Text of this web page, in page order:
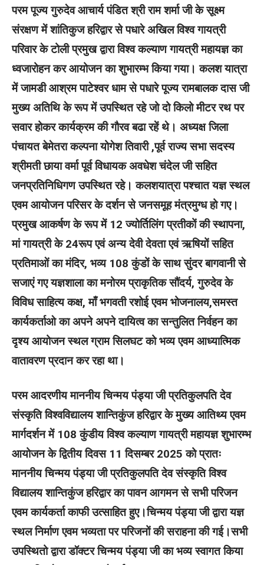
परम पूज्य गुरुदेव आचार्य पंडित श्री राम शर्मा जी के सूक्ष्म
संरक्षण में शांतिकुज हरिद्वार से पधारे अखिल विश्व गायत्री
परिवार के टोली प्रमुख द्वारा विश्व कल्याण गायत्री महायज्ञ का
ध्वजारोहन कर आयोजन का शुभारम्भ किया गया। कलश यात्रा
में जामडी आश्रम पाटेश्वर धाम से पधारे पूज्य रामबालक दास जी
मुख्य अतिथि के रूप में उपस्थित रहे जो दो किलो मीटर रथ पर
सवार होकर कार्यक्रम की गौरव बढा रहें थे। अध्यक्ष जिला
पंचायत बेमेतरा कल्पना योगेश तिवारी ,पूर्व राज्य सभा सदस्य
श्रीमती छाया वर्मा पूर्व विधायक अवधेश चंदेल जी सहित
जनप्रतिनिधिगण उपस्थित रहे। कलशयात्रा पश्चात यज्ञ स्थल
एवम आयोजन परिसर के दर्शन से जनसमूह मंत्रमुग्ध हो गए।
प्रमुख आकर्षण के रूप में 12 ज्योर्तिलिंग प्रतीकों की स्थापना,
मां गायत्री के 24रूप एवं अन्य देवी देवता एवं ऋषियों सहित
प्रतिमाओं का मंदिर, भव्य 108 कुंडों के साथ सुंदर बागवानी से
सजाएं गए यज्ञशाला का मनोरम प्राकृतिक सौंदर्य, गुरुदेव के
विविध साहित्य कक्ष, माँ भगवती रशोई एवम भोजनालय,समस्त
कार्यकर्ताओ का अपने अपने दायित्व का सन्तुलित निर्वहन का
दृश्य आयोजन स्थल ग्राम सिलघट को भव्य एवम आध्यात्मिक
वातावरण प्रदान कर रहा था।
परम आदरणीय माननीय चिन्मय पंड्या जी प्रतिकुलपति देव
संस्कृति विश्वविद्यालय शान्तिकुंज हरिद्वार के मुख्य आतिथ्य एवम
मार्गदर्शन में 108 कुंडीय विश्व कल्याण गायत्री महायज्ञ शुभारम्भ
आयोजन के द्वितीय दिवस 11 दिसम्बर 2025 को प्रातः
माननीय चिन्मय पंड्या जी प्रतिकुलपति देव संस्कृति विश्व
विद्यालय शान्तिकुंज हरिद्वार का पावन आगमन से सभी परिजन
एवम कार्यकर्ता काफी उत्साहित हुए।चिन्मय पंड्या जी द्वारा यज्ञ
स्थल निर्माण एवम भव्यता पर परिजनों की सराहना की गई।सभी
उपस्थितो द्वारा डॉक्टर चिन्मय पंड्या जी का भव्य स्वागत किया